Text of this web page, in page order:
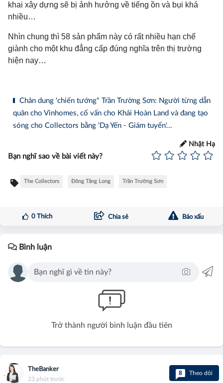
khai xây dựng sẽ bị ảnh hưởng về tiếng ồn và bụi khá
nhiều…
Nhìn chung thì 58 sản phẩm này có rất nhiều hạn chế
giành cho một khu đẳng cấp đúng nghĩa trên thị trường
hiện nay…
Chân dung 'chiến tướng" Trần Trường Sơn: Người từng dẫn
quân cho Vinhomes, cố vấn cho Khải Hoàn Land và đang tạo
sóng cho Collectors bằng 'Dạ Yến - Giám tuyển'...
Nhật Hạ
Bạn nghĩ sao về bài viết này?
The Collectors Đông Tăng Long Trần Trường Sơn
0Thích Chia sẻ Báo xấu
Bình luận
Trở thành người bình luận đầu tiên
TheBanker
23 phút trước
8 Theo dõi